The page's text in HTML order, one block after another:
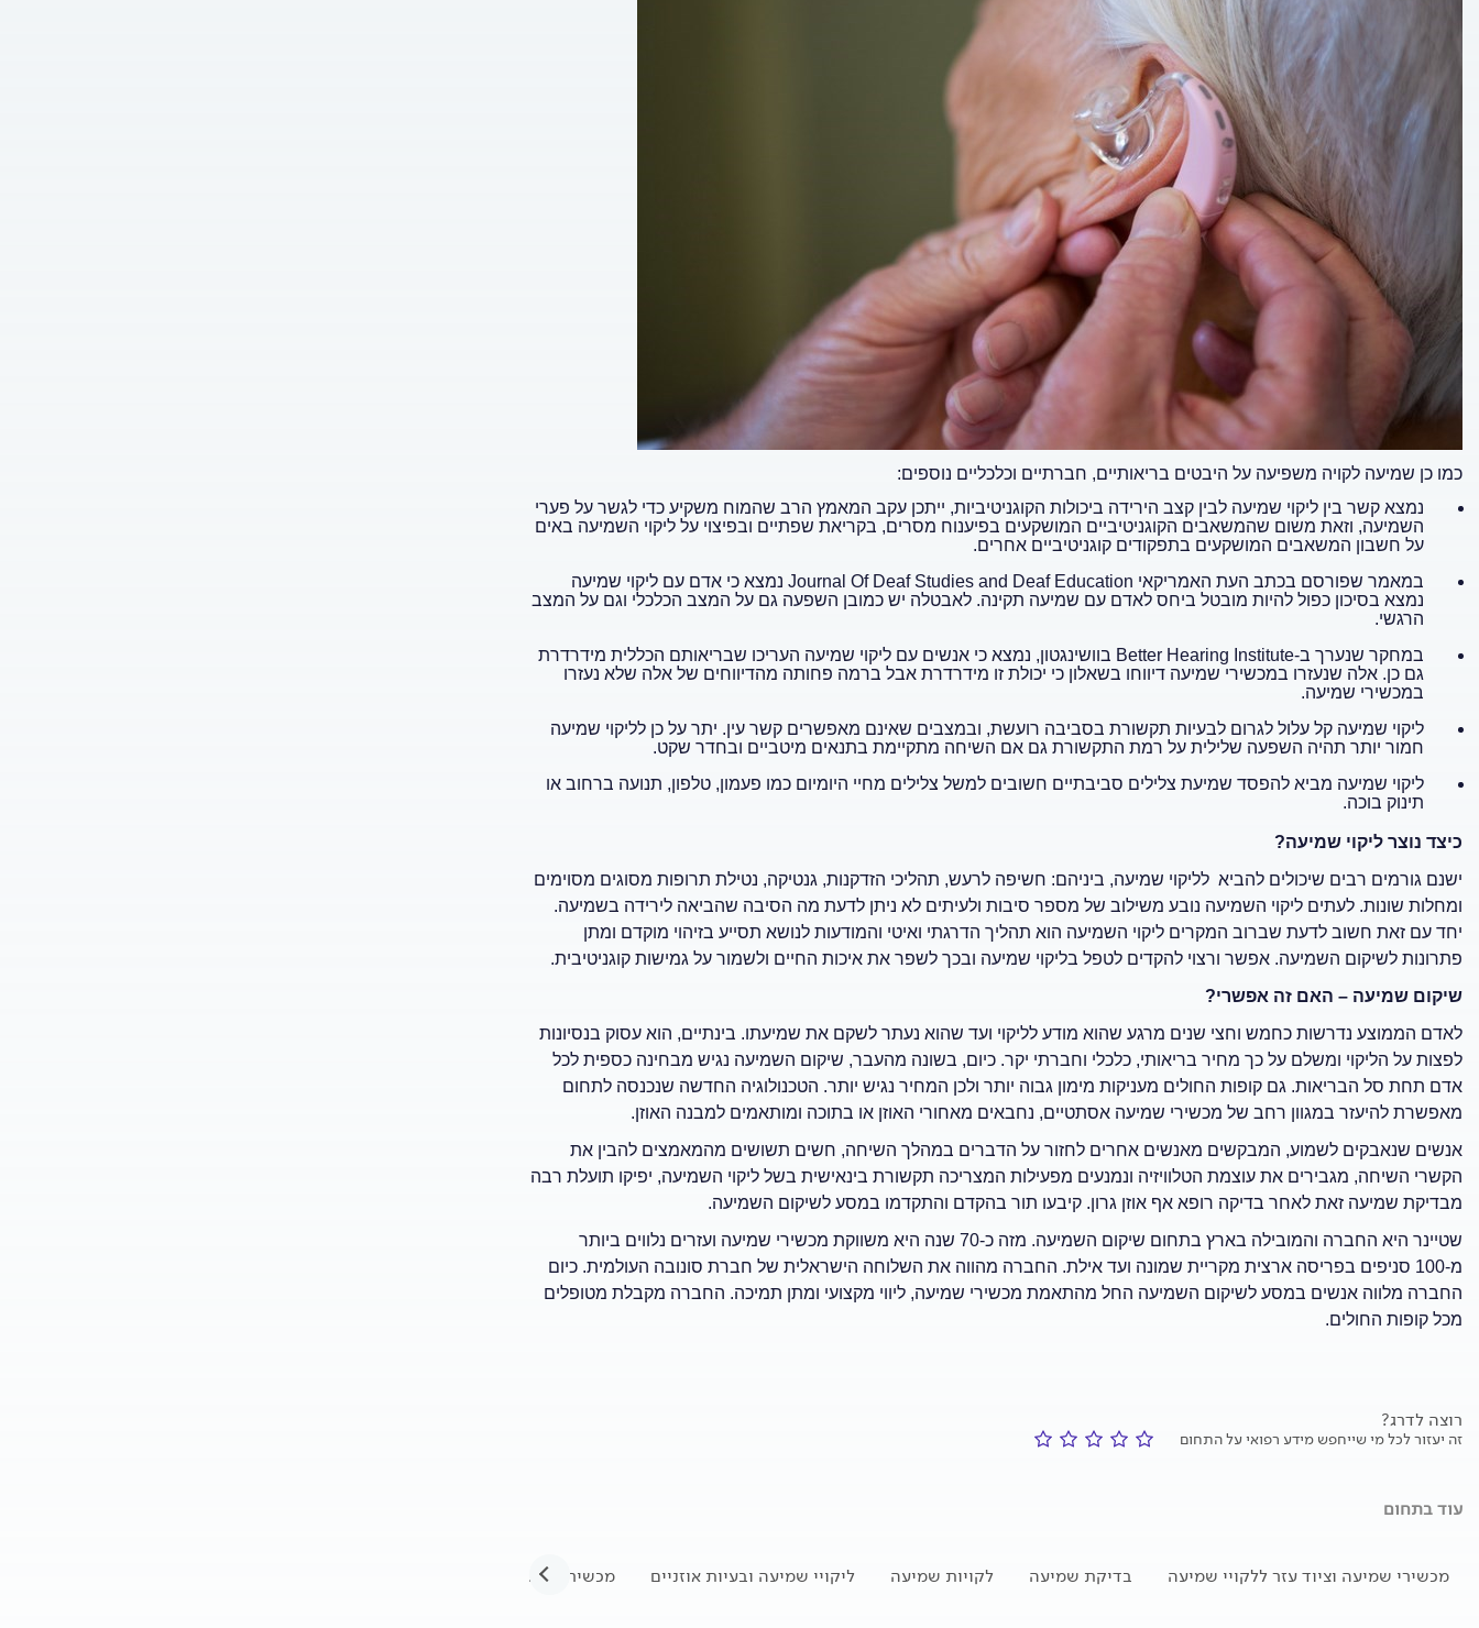
כמו כן שמיעה לקויה משפיעה על היבטים בריאותיים, חברתיים וכלכליים נוספים:
נמצא קשר בין ליקוי שמיעה לבין קצב הירידה ביכולות הקוגניטיביות, ייתכן עקב המאמץ הרב שהמוח משקיע כדי לגשר על פערי
השמיעה, וזאת משום שהמשאבים הקוגניטיביים המושקעים בפיענוח מסרים, בקריאת שפתיים ובפיצוי על ליקוי השמיעה באים
על חשבון המשאבים המושקעים בתפקודים קוגניטיביים אחרים.
במאמר שפורסם בכתב העת האמריקאי Journal Of Deaf Studies and Deaf Education
נמצא כי אדם עם ליקוי שמיעה
נמצא בסיכון כפול להיות מובטל ביחס לאדם עם שמיעה תקינה. לאבטלה יש כמובן השפעה גם על המצב הכלכלי וגם על המצב
הרגשי.
במחקר שנערך ב-Better Hearing Institute בוושינגטון, נמצא כי אנשים עם ליקוי שמיעה העריכו שבריאותם הכללית מידרדרת
גם כן. אלה שנעזרו במכשירי שמיעה דיווחו בשאלון כי יכולת זו מידרדרת אבל ברמה פחותה מהדיווחים של אלה שלא נעזרו
במכשירי שמיעה.
ליקוי שמיעה קל עלול לגרום לבעיות תקשורת בסביבה רועשת, ובמצבים שאינם מאפשרים קשר עין. יתר על כן לליקוי שמיעה
חמור יותר תהיה השפעה שלילית על רמת התקשורת גם אם השיחה מתקיימת בתנאים מיטביים ובחדר שקט.
ליקוי שמיעה מביא להפסד שמיעת צלילים סביבתיים חשובים למשל צלילים מחיי היומיום כמו פעמון, טלפון, תנועה ברחוב או
תינוק בוכה.
כיצד נוצר ליקוי שמיעה?
ישנם גורמים רבים שיכולים להביא לליקוי שמיעה, ביניהם: חשיפה לרעש, תהליכי הזדקנות, גנטיקה, נטילת תרופות מסוגים מסוימים
ומחלות שונות. לעתים ליקוי השמיעה נובע משילוב של מספר סיבות ולעיתים לא ניתן לדעת מה הסיבה שהביאה לירידה בשמיעה.
יחד עם זאת חשוב לדעת שברוב המקרים ליקוי השמיעה הוא תהליך הדרגתי ואיטי והמודעות לנושא תסייע בזיהוי מוקדם ומתן
פתרונות לשיקום השמיעה. אפשר ורצוי להקדים לטפל בליקוי שמיעה ובכך לשפר את איכות החיים ולשמור על גמישות קוגניטיבית.
שיקום שמיעה – האם זה אפשרי?
לאדם הממוצע נדרשות כחמש וחצי שנים מרגע שהוא מודע לליקוי ועד שהוא נעתר לשקם את שמיעתו. בינתיים, הוא עסוק בנסיונות
לפצות על הליקוי ומשלם על כך מחיר בריאותי, כלכלי וחברתי יקר. כיום, בשונה מהעבר, שיקום השמיעה נגיש מבחינה כספית לכל
אדם תחת סל הבריאות. גם קופות החולים מעניקות מימון גבוה יותר ולכן המחיר נגיש יותר. הטכנולוגיה החדשה שנכנסה לתחום
מאפשרת להיעזר במגוון רחב של מכשירי שמיעה אסתטיים, נחבאים מאחורי האוזן או בתוכה ומותאמים למבנה האוזן.
אנשים שנאבקים לשמוע, המבקשים מאנשים אחרים לחזור על הדברים במהלך השיחה, חשים תשושים מהמאמצים להבין את
הקשרי השיחה, מגבירים את עוצמת הטלוויזיה ונמנעים מפעילות המצריכה תקשורת בינאישית בשל ליקוי השמיעה, יפיקו תועלת רבה
מבדיקת שמיעה זאת לאחר בדיקה רופא אף אוזן גרון. קיבעו תור בהקדם והתקדמו במסע לשיקום השמיעה.
שטיינר היא החברה והמובילה בארץ בתחום שיקום השמיעה. מזה כ-70 שנה היא משווקת מכשירי שמיעה ועזרים נלווים ביותר
מ-100 סניפים בפריסה ארצית מקריית שמונה ועד אילת. החברה מהווה את השלוחה הישראלית של חברת סונובה העולמית. כיום
החברה מלווה אנשים במסע לשיקום השמיעה החל מהתאמת מכשירי שמיעה, ליווי מקצועי ומתן תמיכה. החברה מקבלת מטופלים
מכל קופות החולים.
רוצה לדרג?
זה יעזור לכל מי שייחפש מידע רפואי על התחום
עוד בתחום
מכשירי שמיעה וציוד עזר ללקויי שמיעה בדיקת שמיעה לקויות שמיעה ליקויי שמיעה ובעיות אוזניים מכשיר שמיעה